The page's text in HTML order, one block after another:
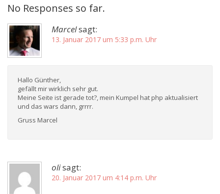
No Responses so far.
Marcelsagt:
13. Januar 2017 um 5:33 p.m. Uhr
Hallo Günther,
gefällt mir wirklich sehr gut.
Meine Seite ist gerade tot?, mein Kumpel hat php aktualisiert
und das wars dann, grrrr.
Gruss Marcel
olisagt:
20. Januar 2017 um 4:14 p.m. Uhr